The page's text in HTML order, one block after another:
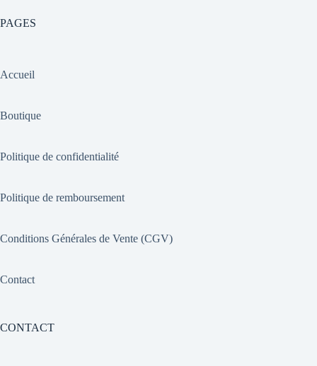
PAGES
Accueil
Boutique
Politique de confidentialité
Politique de remboursement
Conditions Générales de Vente (CGV)
Contact
CONTACT